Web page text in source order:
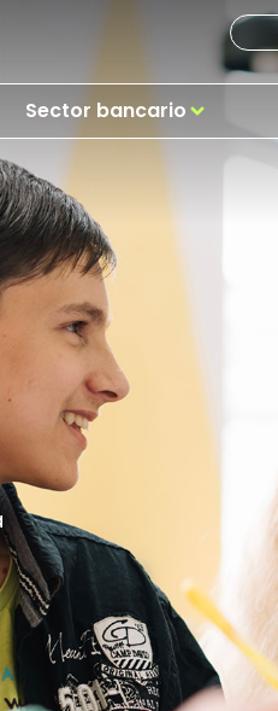
Sector bancario